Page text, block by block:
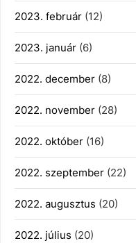
2023. február (12)
2023. január (6)
2022. december (8)
2022. november (28)
2022. október (16)
2022. szeptember (22)
2022. augusztus (20)
2022. július (20)